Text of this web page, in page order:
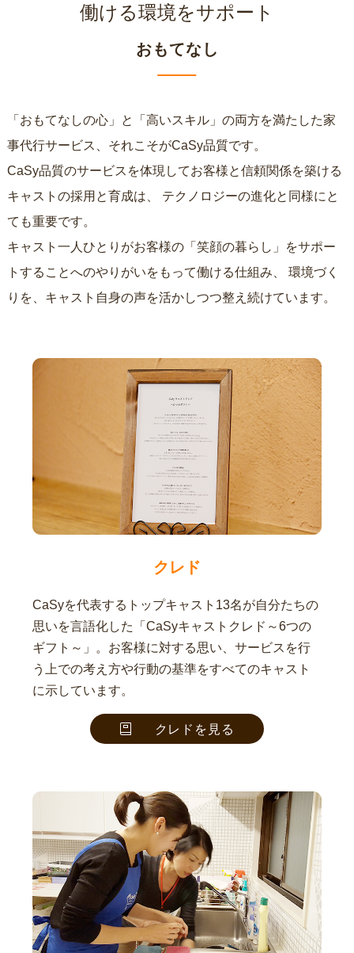
働ける環境をサポート
おもてなし
「おもてなしの心」と「高いスキル」の両方を満たした家
事代行サービス、それこそがCaSy品質です。
CaSy品質のサービスを体現してお客様と信頼関係を築ける
キャストの採用と育成は、
ても重要です。
キャスト一人ひとりがお客様の「笑顔の暮らし」をサポー
トすることへのやりがいをもって働ける仕組み、
りを、キャスト自身の声を活かしつつ整え続けています。
クレド
CaSyを代表するトップキャスト13名が自分たちの
思いを言語化した「CaSyキャストクレド～6つの
ギフト～」。お客様に対する思い、サービスを行
う上での考え方や行動の基準をすべてのキャスト
に示しています。
クレドを見る